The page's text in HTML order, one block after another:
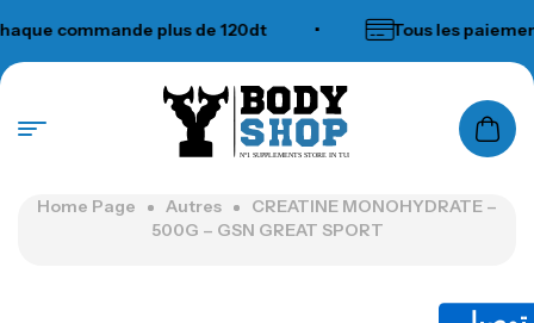
commande plus de 120dt Tous les
N°1 SUPPLEMENTS STORE IN TUNISIA
Home Page Autres
CREATINE MONOHYDRATE –
500G – GSN GREAT SPORT